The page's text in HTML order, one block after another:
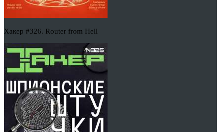
Хакер #326. Router from Hell